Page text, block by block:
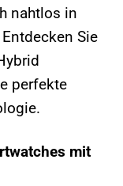
nahtlos in
Sie
perfekte
mit